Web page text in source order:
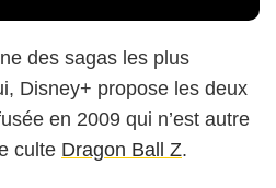
des sagas les plus
Disney+ propose les deux
en 2009 qui n’est autre
culte Dragon Ball Z.